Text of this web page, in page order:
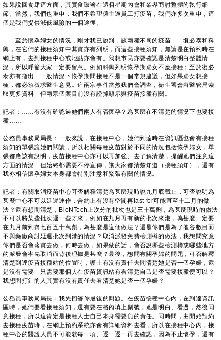
如果說回食肆這方面，其實食環署在這個星期內會和業界商討整體的執行細
節。當然，我們也重申，我們不希望僱主逼員工打疫苗，我們亦多次重申，這
個是我們提供減低風險的一個途徑。
至於懷孕婦女的情況，剛才我已說到，該兩種不同的疫苗——復必泰和科
興，在它們的接種須知中其實亦有列明，而這些接種須知，無論是在預約時在
網上有，去到接種中心或地點亦會有。我想市民亦要確認是清楚明白整體情
況，所以呼籲大家一定要留意。例如科興列明懷孕期婦女不應接種；至於復必
泰亦有指出，一般情況下懷孕期間接種不是一個常規建議，但如果婦女想接
種，都必須徵求醫生意見。這兩宗事件當然我們會調查，衞生署會向醫管局索
取更多資料，但兩宗個案目前沒有證據顯示與疫苗接種有關。
記者：……有沒有確認過她們兩人有否懷孕？為甚麼在不清楚的情況下也要接
種……
公務員事務局局長：一般來說，在接種中心，她們到達時在資訊區也會有接種
須知的單張讓她們閱讀，所以相關每種疫苗對於不同的情況包括懷孕婦女，單
張都應該有說明，疫苗接種中心亦可以再加強、去了解清楚，提醒她們注意這
方面的情況，但始終都需要不停宣傳，讓大家都清楚知道（接種須知），還有
我亦相信懷孕婦女本身都會特別注意和緊張有關的情況。
記者：有關取消疫苗中心可否解釋清楚為甚麼現時說九月底截止，可否說明為
甚麼中心不可以延遲運作，合約上有沒有空間再last for可能直至十二月的做
法？還有想問清楚，BioNTech上次分的批次也是三十萬劑，為甚麼現時的做法
不可以將某些批次遲一些才來，例如在九月再有新的批次來港，為甚麼一定要
在九月前到齊七百五十萬劑，為甚麼是這個做法﹖還是你們是為了催谷數目而
不與藥廠商討延遲批次到港的情況？取消派發免費檢測樽的做法，我想問究竟
你們是否會落實去做，何時去做，如果做的話，會否說哪些檢測樽或哪些地方
的派發會率先取消而背後理據是甚麼？最後，想問有關孕婦的問題，可否解釋
清楚到達疫苗接種站的位置時，護士有沒有責任去問清楚她是否一個孕婦，還
是沒有需要，只需要那個人在疫苗資訊站有看清楚自己是否需要接種便可以？
我想問打針的人其實有沒有責任去看清楚她是否一個孕婦？
公務員事務局局長：我先回答你最後的問題。在疫苗接種中心內，在到達資訊
區時，她們要看接種須知，還有要在格內填上剔號，她是明白、看過，然後同
意接種，所以這肯定是接種人士自己本身需要負的責任。同時間，由開始預約
去接種疫苗時，在網上預約系統亦會有詳細資料去看，所以在接種中心內，接
種中心的醫護人員不可能就每一項、逐一逐一再去確認，因為不止懷孕，還有